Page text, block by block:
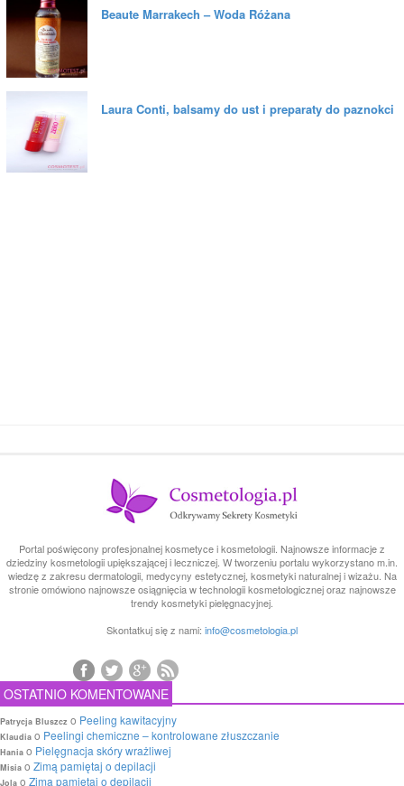
Beaute Marrakech – Woda Różana
Laura Conti, balsamy do ust i preparaty do paznokci
Portal poświęcony profesjonalnej kosmetyce i kosmetologii. Najnowsze informacje z
dziedziny kosmetologii upiększającej i leczniczej. W tworzeniu portalu wykorzystano m.in.
wiedzę z zakresu dermatologii, medycyny estetycznej, kosmetyki naturalnej i wizażu. Na
stronie omówiono najnowsze osiągnięcia w technologii kosmetologicznej oraz najnowsze
trendy kosmetyki pielęgnacyjnej.
Skontatkuj się z nami: info@cosmetologia.pl
OSTATNIO KOMENTOWANE
Patrycja Bluszcz o Peeling kawitacyjny
Klaudia o Peelingi chemiczne – kontrolowane złuszczanie
Hania o Pielęgnacja skóry wrażliwej
Misia o Zimą pamiętaj o depilacji
Jola o Zimą pamiętaj o depilacji